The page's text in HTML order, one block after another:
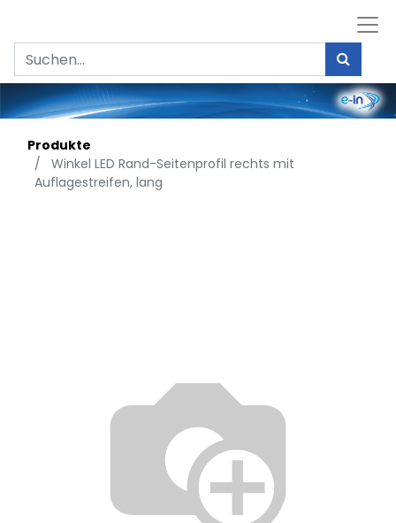
Produkte
Winkel LED Rand-Seitenprofil rechts mit
Auflagestreifen, lang